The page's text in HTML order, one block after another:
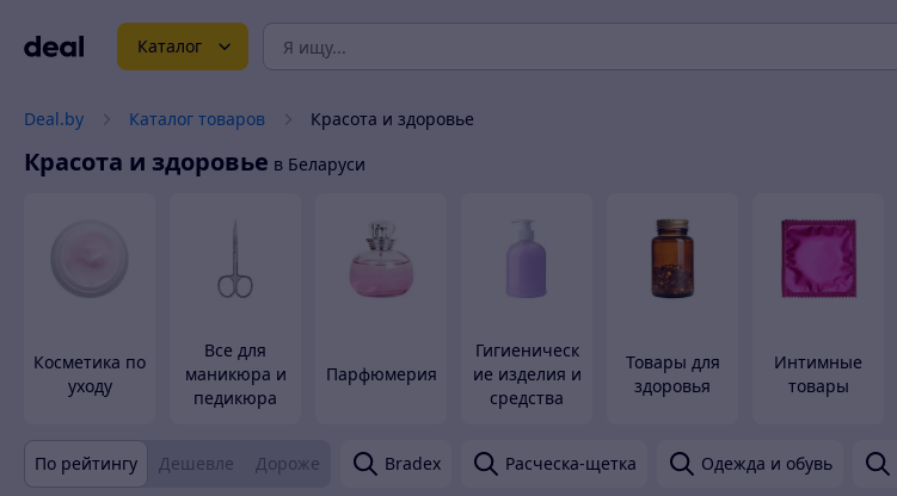
Каталог
Deal.by Каталог товаров Красота и здоровье
Красота и здоровье в Беларуси
Косметика по
уходу
Все для
маникюра и
педикюра
Парфюмерия
Гигиеническ
ие изделия и
средства
Товары для
здоровья
Интимные
товары
По рейтингу Дешевле Дороже Bradex Расческа-щетка Одежда и обувь